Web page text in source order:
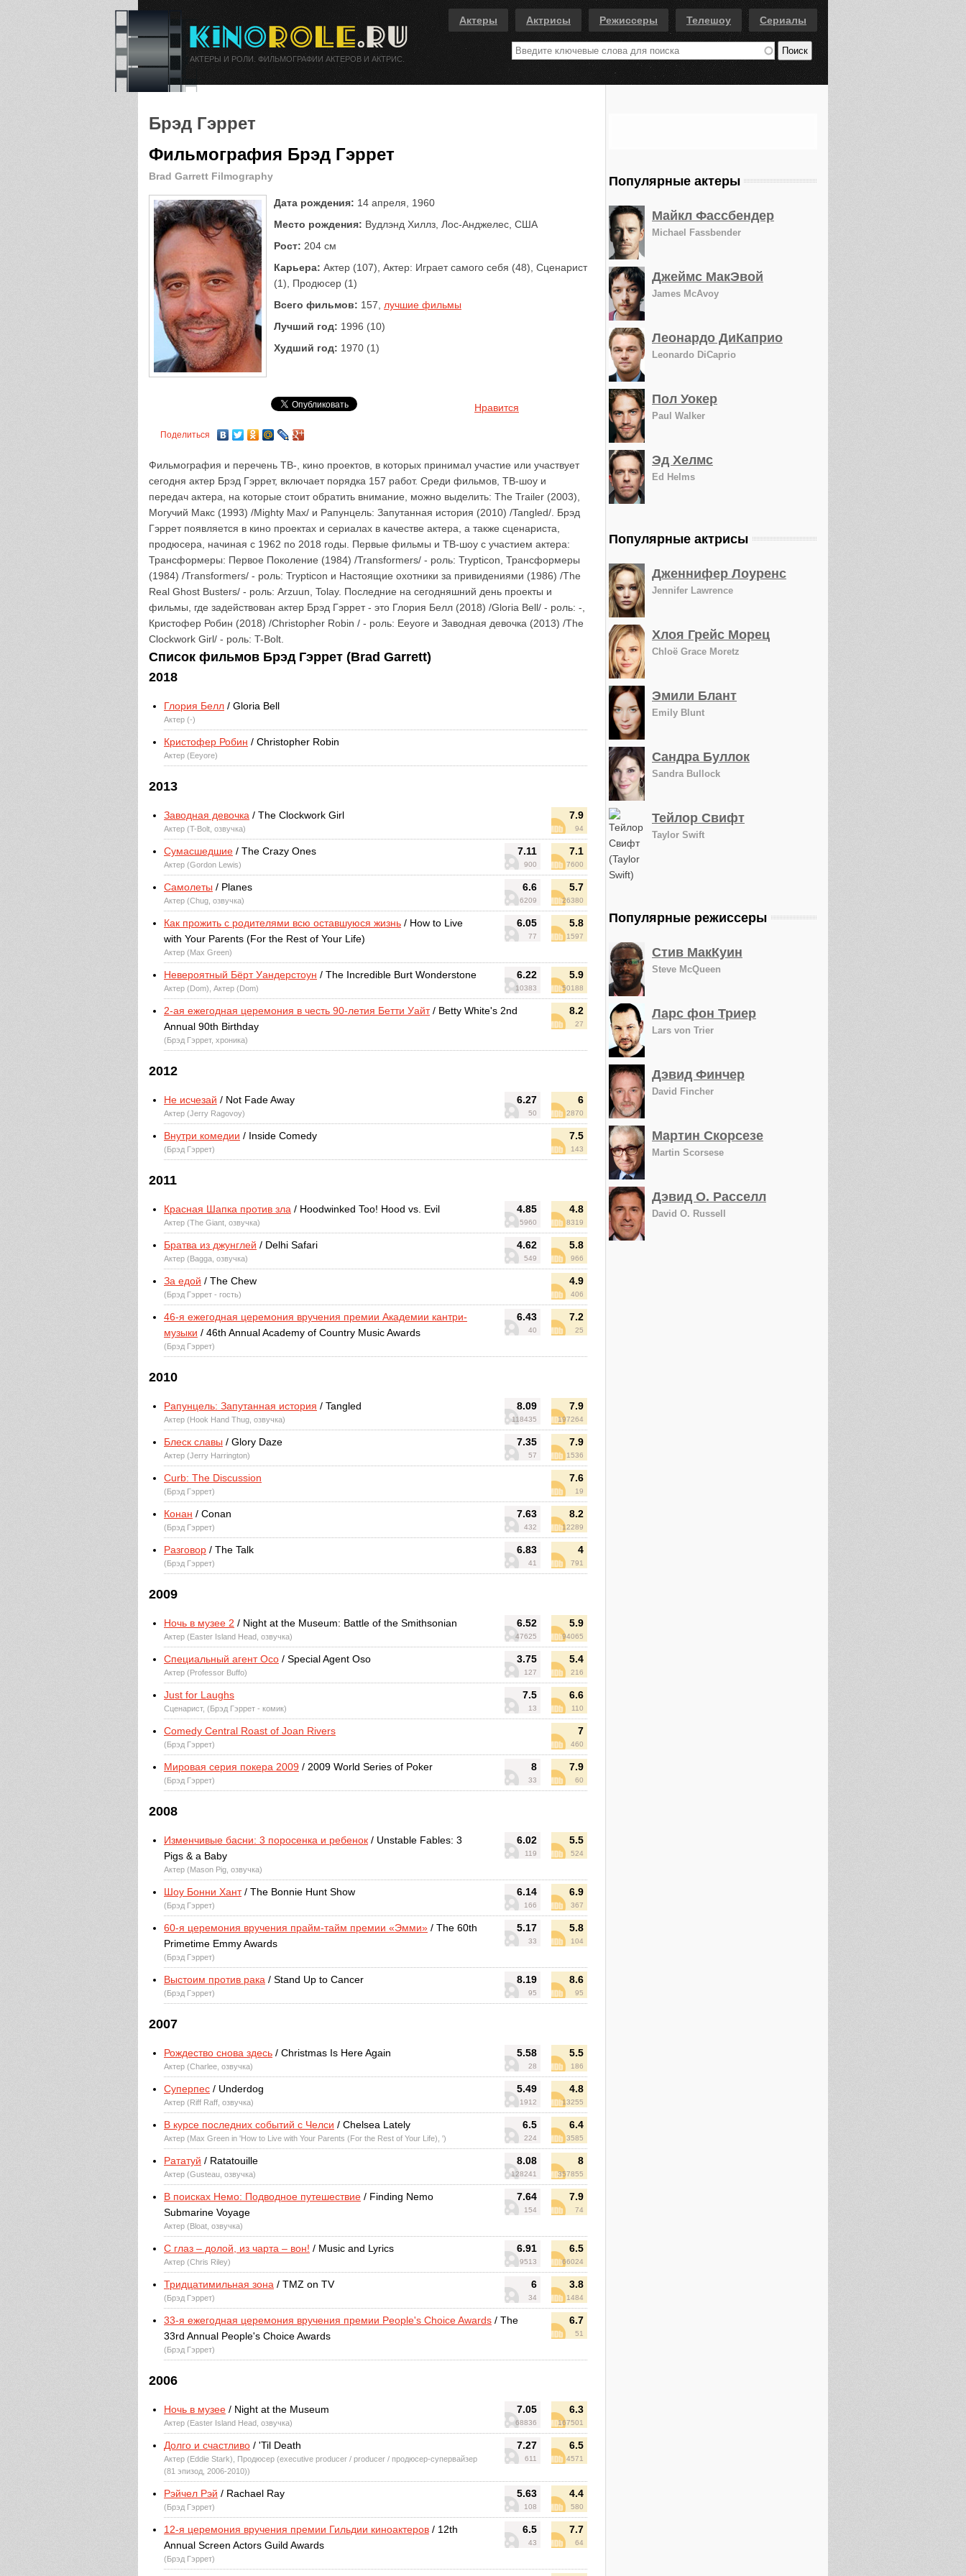
Актеры Актрисы Режиссеры Телешоу Сериалы
Брэд Гэррет
Фильмография Брэд Гэррет
Brad Garrett Filmography
Дата рождения: 14 апреля, 1960
Место рождения: Вудлэнд Хиллз, Лос-Анджелес, США
Рост: 204 см
Карьера: Актер (107), Актер: Играет самого себя (48), Сценарист
(1), Продюсер (1)
Всего фильмов: 157, лучшие фильмы
Лучший год: 1996 (10)
Худший год: 1970 (1)
Нравится
Поделиться
Фильмография и перечень ТВ-, кино проектов, в которых принимал участие или участвует
сегодня актер Брэд Гэррет, включает порядка 157 работ. Среди фильмов, ТВ-шоу и
передач актера, на которые стоит обратить внимание, можно выделить: The Trailer (2003),
Могучий Макс (1993) /Mighty Max/ и Рапунцель: Запутанная история (2010) /Tangled/. Брэд
Гэррет появляется в кино проектах и сериалах в качестве актера, а также сценариста,
продюсера, начиная с 1962 по 2018 годы. Первые фильмы и ТВ-шоу с участием актера:
Трансформеры: Первое Поколение (1984) /Transformers/ - роль: Trypticon, Трансформеры
(1984) /Transformers/ - роль: Trypticon и Настоящие охотники за привидениями (1986) /The
Real Ghost Busters/ - роль: Arzuun, Tolay. Последние на сегодняшний день проекты и
фильмы, где задействован актер Брэд Гэррет - это Глория Белл (2018) /Gloria Bell/ - роль: -,
Кристофер Робин (2018) /Christopher Robin / - роль: Eeyore и Заводная девочка (2013) /The
Clockwork Girl/ - роль: T-Bolt.
Список фильмов Брэд Гэррет (Brad Garrett)
2018
Глория Белл / Gloria Bell
Актер (-)
Кристофер Робин / Christopher Robin
Актер (Eeyore)
2013
7.9
94
Заводная девочка / The Clockwork Girl
Актер (T-Bolt, озвучка)
7.11
900
7.1
7600
Сумасшедшие / The Crazy Ones
Актер (Gordon Lewis)
6.6
6209
5.7
26380
Самолеты / Planes
Актер (Chug, озвучка)
6.05
77
5.8
1597
Как прожить с родителями всю оставшуюся жизнь / How to Live
with Your Parents (For the Rest of Your Life)
Актер (Max Green)
6.22
10383
5.9
50188
Невероятный Бёрт Уандерстоун / The Incredible Burt Wonderstone
Актер (Dom), Актер (Dom)
8.2
27
2-ая ежегодная церемония в честь 90-летия Бетти Уайт/ Betty White's 2nd
Annual 90th Birthday
(Брэд Гэррет, хроника)
2012
6.27
50
6
2870
Не исчезай / Not Fade Away
Актер (Jerry Ragovoy)
7.5
143
Внутри комедии / Inside Comedy
(Брэд Гэррет)
2011
4.85
5960
4.8
8319
Красная Шапка против зла / Hoodwinked Too! Hood vs. Evil
Актер (The Giant, озвучка)
4.62
549
5.8
966
Братва из джунглей / Delhi Safari
Актер (Bagga, озвучка)
4.9
406
За едой / The Chew
(Брэд Гэррет - гость)
6.43
40
7.2
25
46-я ежегодная церемония вручения премии Академии кантри-
музыки / 46th Annual Academy of Country Music Awards
(Брэд Гэррет)
2010
8.09
118435
7.9
197264
Рапунцель: Запутанная история / Tangled
Актер (Hook Hand Thug, озвучка)
7.35
57
7.9
1536
Блеск славы / Glory Daze
Актер (Jerry Harrington)
7.6
19
Curb: The Discussion
(Брэд Гэррет)
7.63
432
8.2
12289
Конан / Conan
(Брэд Гэррет)
6.83
41
4
791
Разговор / The Talk
(Брэд Гэррет)
2009
6.52
47625
5.9
94065
Ночь в музее 2 / Night at the Museum: Battle of the Smithsonian
Актер (Easter Island Head, озвучка)
3.75
127
5.4
216
Специальный агент Осо / Special Agent Oso
Актер (Professor Buffo)
7.5
13
6.6
110
Just for Laughs
Сценарист, (Брэд Гэррет - комик)
7
460
Comedy Central Roast of Joan Rivers
(Брэд Гэррет)
8
33
7.9
60
Мировая серия покера 2009 / 2009 World Series of Poker
(Брэд Гэррет)
2008
6.02
119
5.5
524
Изменчивые басни: 3 поросенка и ребенок / Unstable Fables: 3
Pigs & a Baby
Актер (Mason Pig, озвучка)
6.14
166
6.9
367
Шоу Бонни Хант/ The Bonnie Hunt Show
(Брэд Гэррет)
5.17
33
5.8
104
60-я церемония вручения прайм-тайм премии «Эмми» / The 60th
Primetime Emmy Awards
(Брэд Гэррет)
8.19
95
8.6
95
Выстоим против рака / Stand Up to Cancer
(Брэд Гэррет)
2007
5.58
28
5.5
186
Рождество снова здесь / Christmas Is Here Again
Актер (Charlee, озвучка)
5.49
1912
4.8
13255
Суперпес / Underdog
Актер (Riff Raff, озвучка)
6.5
224
6.4
3585
В курсе последних событий с Челси / Chelsea Lately
Актер (Max Green in 'How to Live with Your Parents (For the Rest of Your Life), ')
8.08
128241
8
357855
Рататуй / Ratatouille
Актер (Gusteau, озвучка)
7.64
154
7.9
74
В поисках Немо: Подводное путешествие / Finding Nemo
Submarine Voyage
Актер (Bloat, озвучка)
6.91
9513
6.5
66024
С глаз – долой, из чарта – вон! / Music and Lyrics
Актер (Chris Riley)
6
34
3.8
1484
Тридцатимильная зона / TMZ on TV
(Брэд Гэррет)
6.7
51
33-я ежегодная церемония вручения премии People's Choice Awards / The
33rd Annual People's Choice Awards
(Брэд Гэррет)
2006
7.05
68836
6.3
167501
Ночь в музее / Night at the Museum
Актер (Easter Island Head, озвучка)
7.27
611
6.5
4571
Долго и счастливо / 'Til Death
Актер (Eddie Stark), Продюсер (executive producer / producer / продюсер-супервайзер
(81 эпизод, 2006-2010))
5.63
108
4.4
580
Рэйчел Рэй / Rachael Ray
(Брэд Гэррет)
6.5
43
7.7
64
12-я церемония вручения премии Гильдии киноактеров / 12th
Annual Screen Actors Guild Awards
(Брэд Гэррет)
Популярные актеры
Майкл Фассбендер
Michael Fassbender
Джеймс МакЭвой
James McAvoy
Леонардо ДиКаприо
Leonardo DiCaprio
Пол Уокер
Paul Walker
Эд Хелмс
Ed Helms
Популярные актрисы
Дженнифер Лоуренс
Jennifer Lawrence
Хлоя Грейс Морец
Chloë Grace Moretz
Эмили Блант
Emily Blunt
Сандра Буллок
Sandra Bullock
Тейлор Свифт
Taylor Swift
Популярные режиссеры
Стив МакКуин
Steve McQueen
Ларс фон Триер
Lars von Trier
Дэвид Финчер
David Fincher
Мартин Скорсезе
Martin Scorsese
Дэвид О. Расселл
David O. Russell
АКТЕРЫ И РОЛИ. ФИЛЬМОГРАФИИ АКТЕРОВ И АКТРИС.